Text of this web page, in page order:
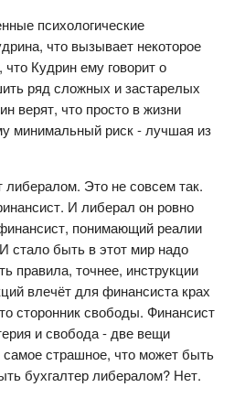
психологические
что вызывает некоторое
что Кудрин ему говорит о
ряд сложных и застарелых
верят, что просто в жизни
минимальный риск - лучшая из
Это не совсем так.
И либерал он ровно
понимающий реалии
стало быть в этот мир надо
правила, точнее, инструкции
влечёт для финансиста крах
сторонник свободы. Финансист
и свобода - две вещи
страшное, что может быть
бухгалтер либералом? Нет.